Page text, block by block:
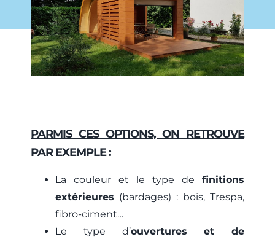
PARMIS CES OPTIONS, ON RETROUVE
PAR EXEMPLE :
La couleur et le type de finitions
extérieures (bardages) : bois, Trespa,
fibro-ciment…
Le type d’ouvertures et de